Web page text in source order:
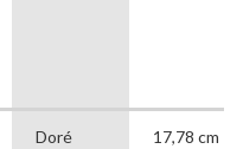
Doré 17,78 cm